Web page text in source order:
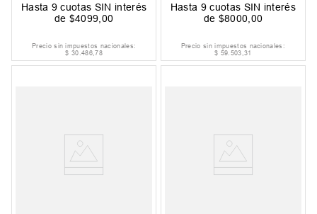
Hasta 9 cuotas SIN interés
de $4099 00
Precio sin impuestos nacionales:
$ 30.486,78
Hasta 9cuotas SIN interés
de $8000 00
Precio sin impuestos nacionales:
$ 59.503,31